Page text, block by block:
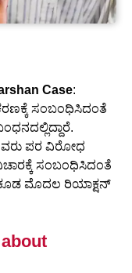
Case:
ಸಂಬಂಧಿಸಿದಂತೆ
ಪರ ವಿರೋಧ
ಸಂಬಂಧಿಸಿದಂತೆ
ಮೊದಲ ರಿಯಾಕ್ಷನ್